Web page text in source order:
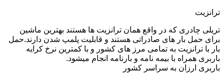
ترانزیت
تریلی چادری که در واقع همان ترانزیت ها هستند بهترین ماشین
برای حمل بار های صادراتی هستند و قابلیت پلمپ شدن دارند.حمل
بار با ترانزیت به تمامی مرز های کشور و با کمترین نرخ کرایه
باربری همراه با بیمه نامه و بارنامه انجام میشود.
باربری ارزان به سراسر کشور